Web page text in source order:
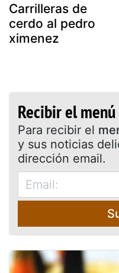
Carrilleras de
cerdo al pedro
ximenez
Recibir el
Para recibir el
y sus noticias
dirección email.